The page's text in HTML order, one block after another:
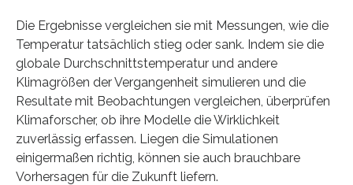
Die Ergebnisse vergleichen sie mit Messungen, wie die
Temperatur tatsächlich stieg oder sank. Indem sie die
globale Durchschnittstemperatur und andere
Klimagrößen der Vergangenheit simulieren und die
Resultate mit Beobachtungen vergleichen, überprüfen
Klimaforscher, ob ihre Modelle die Wirklichkeit
zuverlässig erfassen. Liegen die Simulationen
einigermaßen richtig, können sie auch brauchbare
Vorhersagen für die Zukunft liefern.